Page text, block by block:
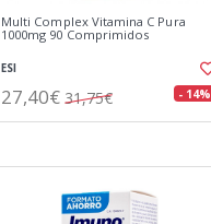
Multi Complex Vitamina C Pura
1000mg 90 Comprimidos
ESI
27,40€ 31,75€ - 14%